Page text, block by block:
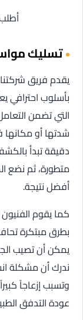
تسليك
يقدم فريق
بأسلوب احترافي
التي تضمن
شدتها أو
دقيقة تبدأ
متطورة، ثم نضع
أفضل نتيجة.
كما يقوم
بطرق مبتكرة
يمكن أن تصيب
ندرك أن مشكلة
وتسبب إزعاجاً
عودة التدفق